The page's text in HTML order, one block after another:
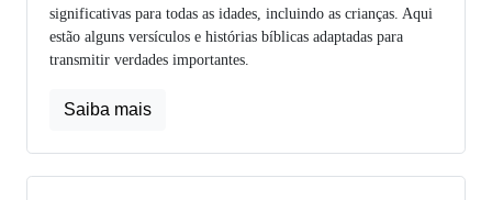
significativas para todas as idades, incluindo as crianças. Aqui
estão alguns versículos e histórias bíblicas adaptadas para
transmitir verdades importantes.
Saiba mais